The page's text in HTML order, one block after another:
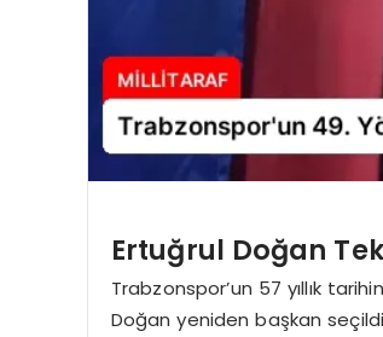
Ertuğrul Doğan
Trabzonspor’un 57 yıllık
Doğan yeniden başkan